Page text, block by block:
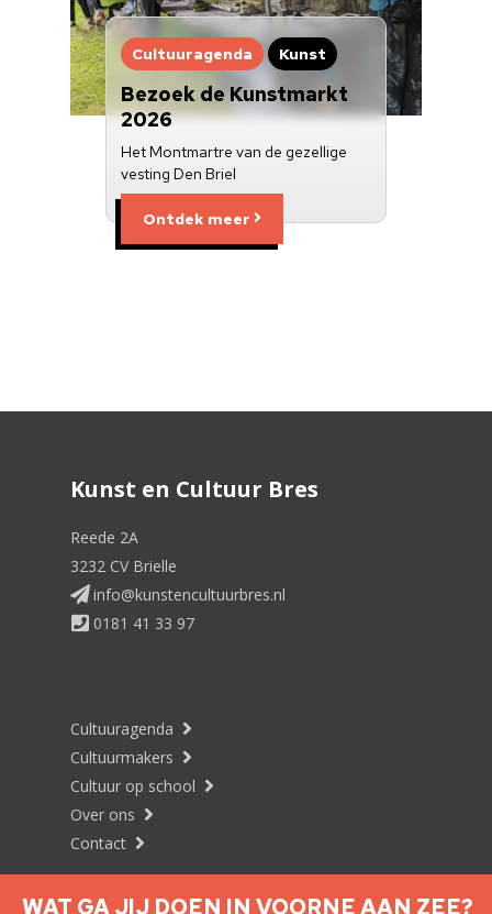
Cultuuragenda Kunst
Bezoek de Kunstmarkt
2026
Het Montmartre van de gezellige
vesting Den Briel
Ontdek meer
Kunst en Cultuur Bres
Reede 2A
3232 CV Brielle
info@kunstencultuurbres.nl
0181 41 33 97
Cultuuragenda
Cultuurmakers
Cultuur op school
Over ons
Contact
WAT GA JIJ DOEN IN VOORNE AAN ZEE?